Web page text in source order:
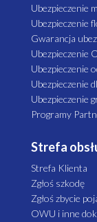
Ubezpieczenie
Ubezpieczenie
Gwarancja
Ubezpieczenie
Ubezpieczenie
Ubezpieczenie
Ubezpieczenie
Programy
Strefa
Strefa Klienta
Zgłoś szkodę
Zgłoś zbycie
OWU i inne